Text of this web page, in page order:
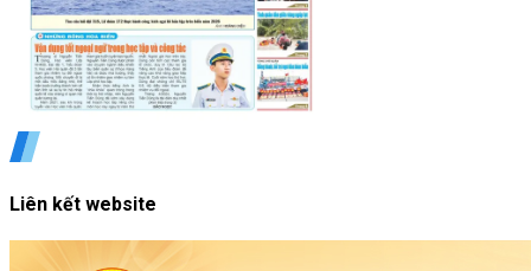
Liên kết website